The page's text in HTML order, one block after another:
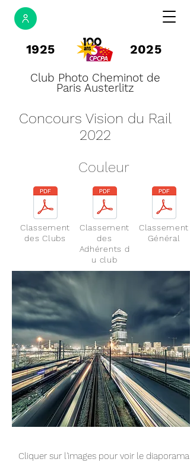
1925 2025
Club Photo Cheminot de
Paris Austerlitz
Concours Vision du Rail
2022
Couleur
Classement
des Clubs
Classement
des
Adhérents d
u club
Classement
Général
Cliquer sur l'images pour voir le diaporama